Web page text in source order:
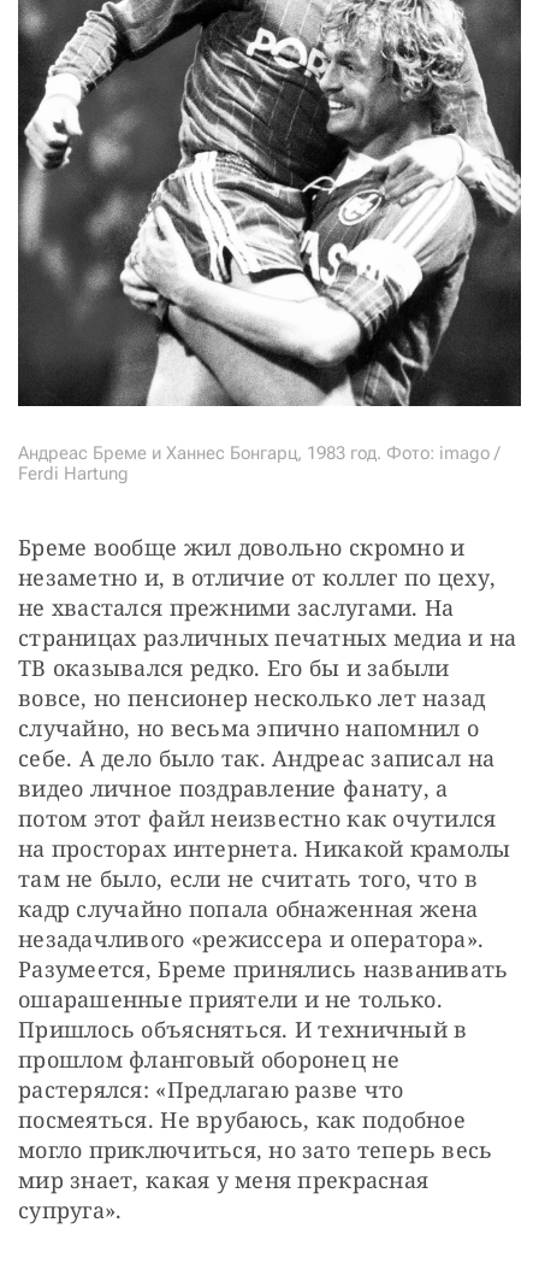
Андреас Бреме и Ханнес Бонгарц, 1983 год. Фото: imago /
Ferdi Hartung
Бреме вообще жил довольно скромно и
незаметно и, в отличие от коллег по цеху,
не хвастался прежними заслугами. На
страницах различных печатных медиа и на
ТВ оказывался редко. Его бы и забыли
вовсе, но пенсионер несколько лет назад
случайно, но весьма эпично напомнил о
себе. А дело было так. Андреас записал на
видео личное поздравление фанату, а
потом этот файл неизвестно как очутился
на просторах интернета. Никакой крамолы
там не было, если не считать того, что в
кадр случайно попала обнаженная жена
незадачливого «режиссера и оператора».
Разумеется, Бреме принялись названивать
ошарашенные приятели и не только.
Пришлось объясняться. И техничный в
прошлом фланговый оборонец не
растерялся: «Предлагаю разве что
посмеяться. Не врубаюсь, как подобное
могло приключиться, но зато теперь весь
мир знает, какая у меня прекрасная
супруга».